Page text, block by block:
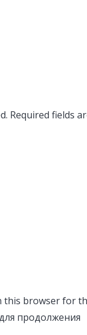
Required fields
this browser for
продолжения